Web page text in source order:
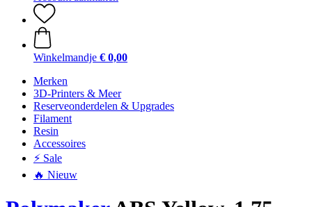
Winkelmandje € 0,00
Merken
3D-Printers & Meer
Reserveonderdelen & Upgrades
Filament
Resin
Accessoires
⚡ Sale
🔥 Nieuw